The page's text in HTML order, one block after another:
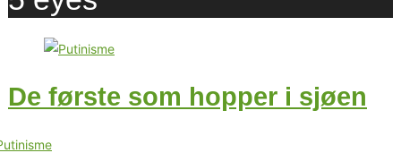
De første som hopper i sjøen